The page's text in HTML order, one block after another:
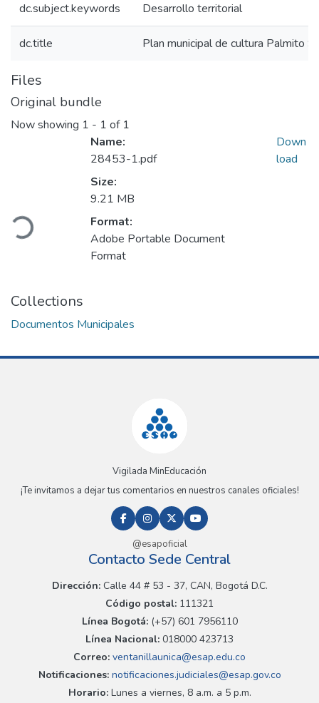
dc.subject.keywords Desarrollo territorial
dc.title Plan municipal de cultura Palmito
Files
Original bundle
Now showing 1 - 1 of 1
Loading...
Name:
28453-1.pdf
Size:
9.21 MB
Format:
Adobe Portable Document
Format
Down
load
Collections
Documentos Municipales
Vigilada MinEducación
¡Te invitamos a dejar tus comentarios en nuestros canales oficiales!
@esapoficial
Contacto Sede Central
Dirección:Calle 44 # 53 - 37, CAN, Bogotá D.C.
Código postal: 111321
Línea Bogotá:(+57) 601 7956110
Línea Nacional: 018000 423713
Correo: ventanillaunica@esap.edu.co
Notificaciones:notificaciones.judiciales@esap.gov.co
Horario:Lunes a viernes, 8 a.m. a 5 p.m.